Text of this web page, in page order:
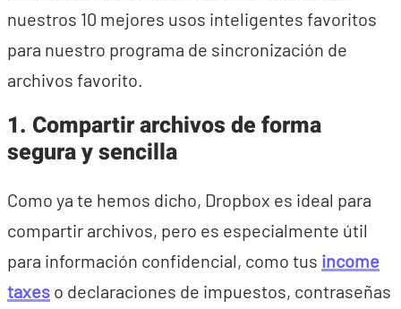
nuestros 10 mejores usos inteligentes favoritos
para nuestro programa de sincronización de
archivos favorito.
1. Compartir archivos de forma
segura y sencilla
Como ya te hemos dicho, Dropbox es ideal para
compartir archivos, pero es especialmente útil
para información confidencial, como tus income
taxes o declaraciones de impuestos, contraseñas